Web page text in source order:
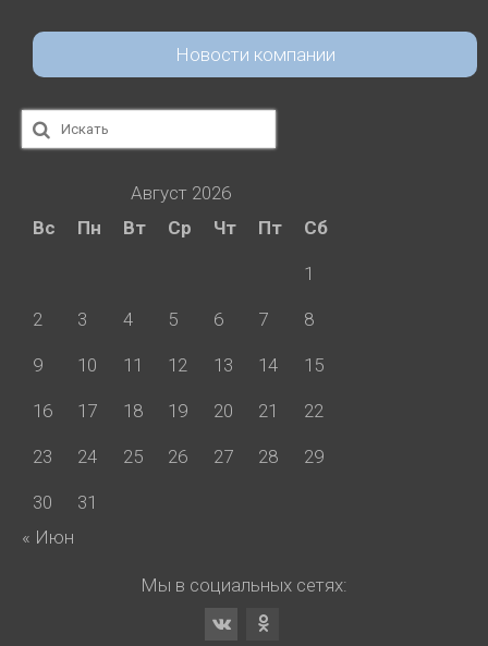
Новости компании
Искать:
Август 2026
Вс
Пн Вт Ср Чт Пт Сб
1
2 3 4 5 6 7 8
9 10 11 12 13 14 15
16 17 18 19 20 21 22
23 24 25 26 27 28 29
30
31
« Июн
Мы в социальных сетях: